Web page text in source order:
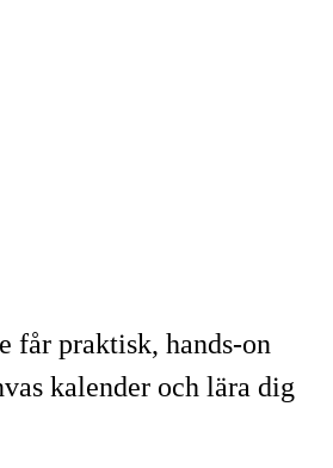
får praktisk, hands-on
kalender och lära dig